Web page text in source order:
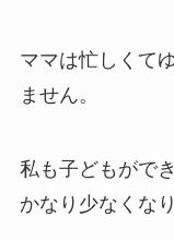
ママは忙しくて
ません。
私も子どもがで
かなり少なくな